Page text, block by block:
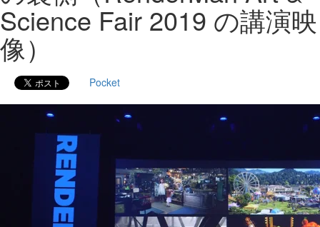
Science Fair 2019 の講演映
像）
Pocket